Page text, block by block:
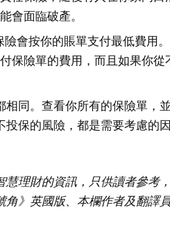
會面臨破產。
險會按你的賬單支付最低費用
保險單的費用，而且如果你從
同。查看你所有的保險單，
保的風險，都是需要考慮的
慧理財的資訊，只供讀者參考
》英國版、本欄作者及翻譯